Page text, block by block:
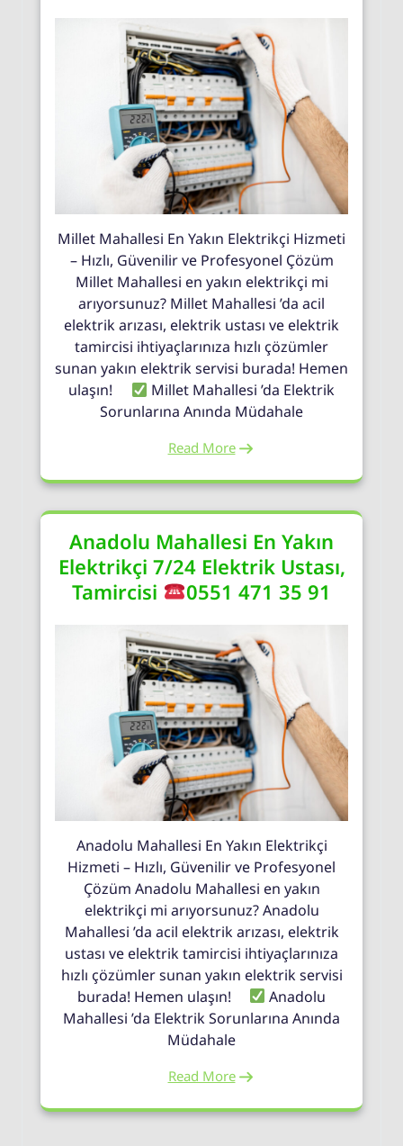
Millet Mahallesi En Yakın Elektrikçi Hizmeti
– Hızlı, Güvenilir ve Profesyonel Çözüm
Millet Mahallesi en yakın elektrikçi mi
arıyorsunuz? Millet Mahallesi ’da acil
elektrik arızası, elektrik ustası ve elektrik
tamircisi ihtiyaçlarınıza hızlı çözümler
sunan yakın elektrik servisi burada! Hemen
ulaşın!
Millet Mahallesi ’da Elektrik
Sorunlarına Anında Müdahale
Read More
Anadolu Mahallesi En Yakın
Elektrikçi 7/24 Elektrik Ustası,
Tamircisi
0551 471 35 91
Anadolu Mahallesi En Yakın Elektrikçi
Hizmeti – Hızlı, Güvenilir ve Profesyonel
Çözüm Anadolu Mahallesi en yakın
elektrikçi mi arıyorsunuz? Anadolu
Mahallesi ’da acil elektrik arızası, elektrik
ustası ve elektrik tamircisi ihtiyaçlarınıza
hızlı çözümler sunan yakın elektrik servisi
burada! Hemen ulaşın!
Anadolu
Mahallesi ’da Elektrik Sorunlarına Anında
Müdahale
Read More